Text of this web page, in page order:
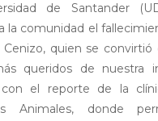
de Santander
la comunidad el
Cenizo, quien se
queridos de nuestra
el reporte de la
Animales, donde